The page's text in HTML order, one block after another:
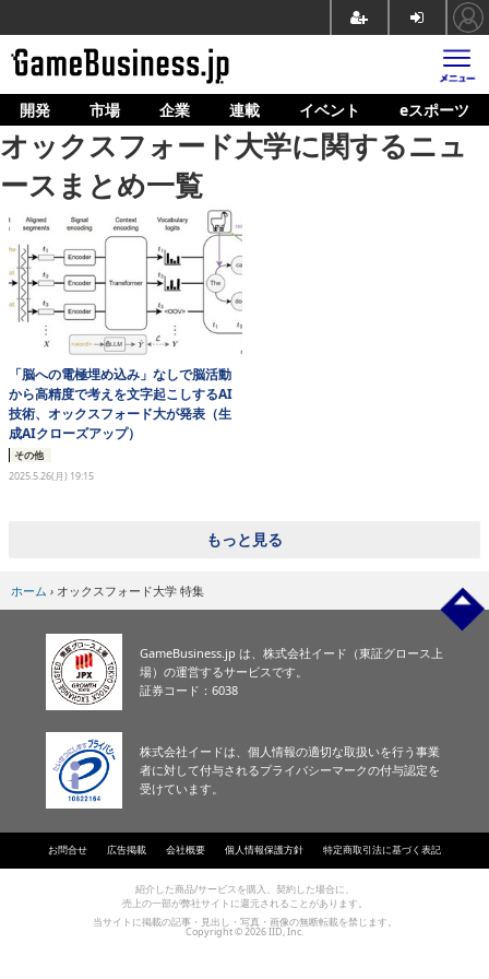
ホーム
ゲーム開発
市場
マネタイズ
企業動向
人材育成
産業政策
連載
イベント/セミナー
開発 市場 企業 連載 イベント eスポーツ
オックスフォード大学に関するニュ
ースまとめ一覧
「脳への電極埋め込み」なしで脳活動
から高精度で考えを文字起こしするAI
技術、オックスフォード大が発表（生
成AIクローズアップ）
その他
2025.5.26(月) 19:15
もっと見る
ホーム › オックスフォード大学 特集
GameBusiness.jp は、株式会社イード（東証グロース上
場）の運営するサービスです。
証券コード：6038
株式会社イードは、個人情報の適切な取扱いを行う事業
者に対して付与されるプライバシーマークの付与認定を
受けています。
お問合せ 広告掲載 会社概要 個人情報保護方針 特定商取引法に基づく表記
紹介した商品/サービスを購入、契約した場合に、
売上の一部が弊社サイトに還元されることがあります。
当サイトに掲載の記事・見出し・写真・画像の無断転載を禁じます。
Copyright © 2026 IID, Inc.